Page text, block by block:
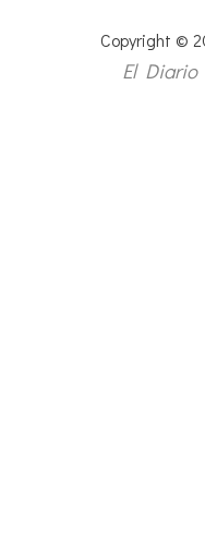
Copyright ©
El Diario